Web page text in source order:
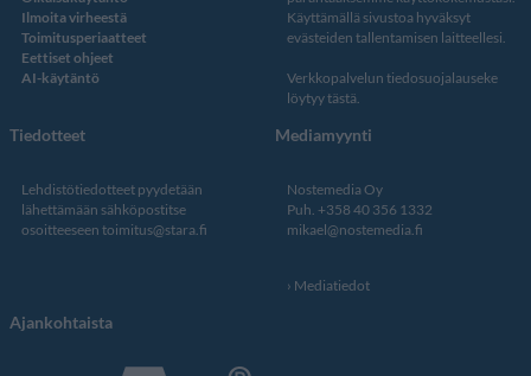
Ilmoita virheestä
Toimitusperiaatteet
Eettiset ohjeet
AI-käytäntö
Käyttämällä sivustoa hyväksyt
evästeiden tallentamisen laitteellesi.
Verkkopalvelun tiedosuojalauseke
löytyy tästä
Tiedotteet
Lehdistötiedotteet pyydetään
lähettämään sähköpostitse
osoitteeseen toimitus@stara.fi
Mediamyynti
Nostemedia Oy
Puh. +358 40 356 1332
mikael@nostemedia.fi
Mediatiedot
Ajankohtaista